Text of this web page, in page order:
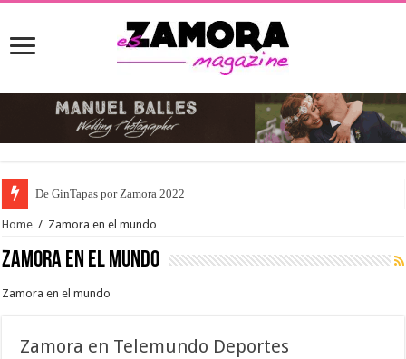
De GinTapas por Zamora 2022
Home / Zamora en el mundo
Zamora en el mundo
Zamora en el mundo
Zamora en Telemundo Deportes